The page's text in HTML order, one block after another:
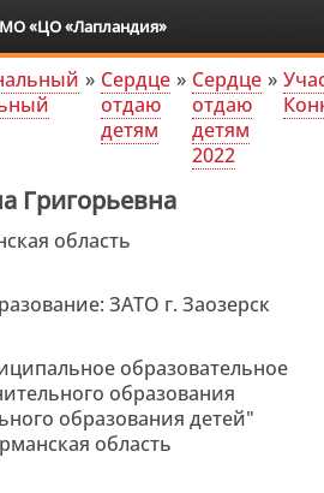
» Сердце
отдаю
детям
» Сердце
отдаю
детям
2022
»
Григорьевна
область
ЗАТО г. Заозерск
образовательное
образования
образования детей"
область
«ЦО «Лапландия»